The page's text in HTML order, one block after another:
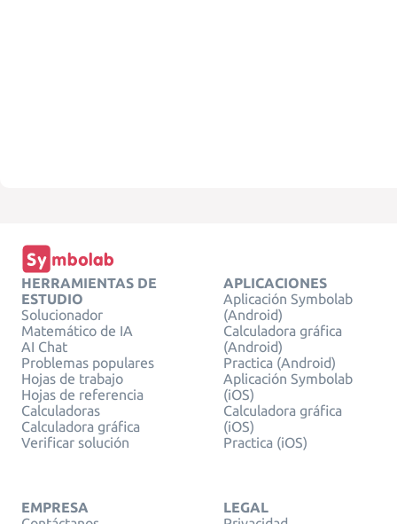
HERRAMIENTAS DE
ESTUDIO
Solucionador
Matemático de IA
AI Chat
Problemas populares
Hojas de trabajo
Hojas de referencia
Calculadoras
Calculadora gráfica
Verificar solución
APLICACIONES
Aplicación Symbolab
(Android)
Calculadora gráfica
(Android)
Practica (Android)
Aplicación Symbolab
(iOS)
Calculadora gráfica
(iOS)
Practica (iOS)
EMPRESA
LEGAL